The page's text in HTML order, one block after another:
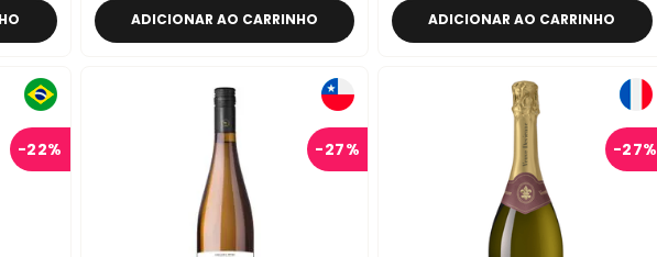
ADICIONAR AO CARRINHO ADICIONAR AO CARRINHO
-22% -27% -27%